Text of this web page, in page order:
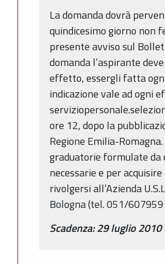
La domanda dovrà
quindicesimo giorno non
presente avviso sul
domanda l’aspirante
effetto, essergli fatta
indicazione vale ad ogni
ore 12, dopo la
Regione Emilia-Romagna.
graduatorie formulate da
necessarie e per
rivolgersi all’Azienda
Bologna (tel. 051/
Scadenza: 29 luglio 2010